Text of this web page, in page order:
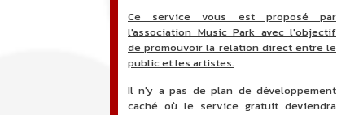
Ce service vous est proposé par
l'association Music Park avec l'objectif
de promouvoir la relation direct entre le
public et les artistes.
Il n'y a pas de plan de développement
caché où le service gratuit deviendra